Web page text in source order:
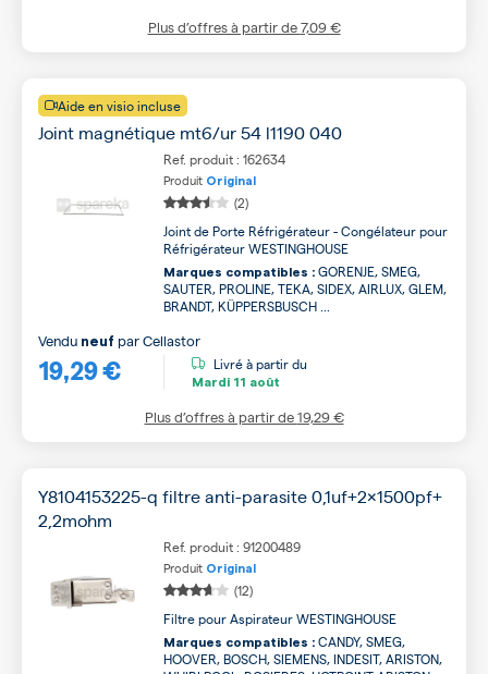
Plus d’offres à partir de7,09 €
Aide en visio incluse
Joint magnétique mt6/ur 54 l1190 040
Ref. produit : 162634
Produit Original
(2)
Joint de Porte Réfrigérateur - Congélateur pour
Réfrigérateur WESTINGHOUSE
Marques compatibles : GORENJE, SMEG,
SAUTER, PROLINE, TEKA, SIDEX, AIRLUX, GLEM,
BRANDT, KÜPPERSBUSCH ...
19,29 €
Vendu neuf parCellastor
Livré à partir du
Mardi 11 août
Plus d’offres à partir de19,29 €
Y8104153225-q filtre anti-parasite 0,1uf+2x1500pf+
2,2mohm
Ref. produit : 91200489
Produit Original
(12)
Filtre pour Aspirateur WESTINGHOUSE
Marques compatibles : CANDY, SMEG,
HOOVER, BOSCH, SIEMENS, INDESIT, ARISTON,